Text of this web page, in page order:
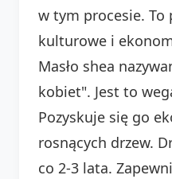
w tym procesie. To
kulturowe i
Masło shea
kobiet". Jest to
Pozyskuje się go
rosnących drzew.
co 2-3 lata.